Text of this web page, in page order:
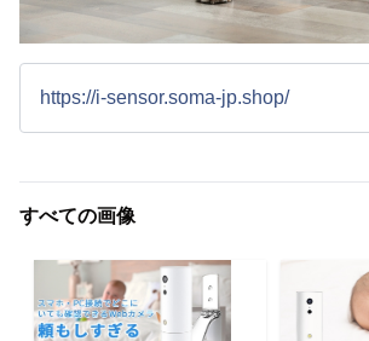
https://i-sensor.soma-jp.shop/
すべての画像